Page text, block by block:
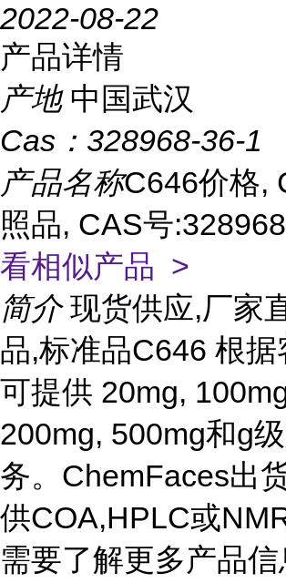
2022-08-22
产品详情
产地 中国武汉
Cas： 328968-36-1
产品名称C646价格,
照品, CAS号
看相似产品 >
简介 现货供应,厂家
品,标准品C646 根据
可提供 20mg,
200mg, 500mg和g
务。ChemFaces出
供COA,HPLC或
需要了解更多产品